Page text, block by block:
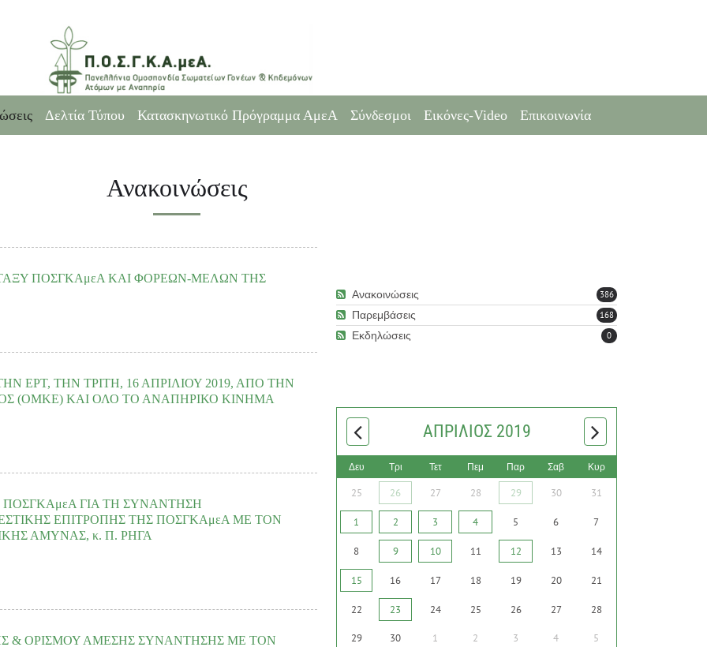
Δελτία Τύπου Κατασκηνωτικό Πρόγραμμα ΑμεΑ Σύνδεσμοι Εικόνες-Video Επικοινωνία
Ανακοινώσεις
ΠΟΣΓΚΑμεΑ ΚΑΙ ΦΟΡΕΩΝ-ΜΕΛΩΝ ΤΗΣ
Επιτροπής της ΠΟΣΓΚΑμεΑ στις 16/04/2019, αποφασίστηκε η
ΕΡΤ, ΤΗΝ ΤΡΙΤΗ, 16 ΑΠΡΙΛΙΟΥ 2019, ΑΠΟ ΤΗΝ
(ΟΜΚΕ) ΚΑΙ ΟΛΟ ΤΟ ΑΝΑΠΗΡΙΚΟ ΚΙΝΗΜΑ
ατόμων με βαριές αναπηρίες, αλλά και κάθε πολίτη να συμμετέχουν
ΓΙΑ ΤΗ ΣΥΝΑΝΤΗΣΗ
ΕΠΙΤΡΟΠΗΣ ΤΗΣ ΠΟΣΓΚΑμεΑ ΜΕ ΤΟΝ
ΑΜΥΝΑΣ, κ. Π. ΡΗΓΑ
σημαντικών ζητημάτων για τα άτομα με βαριές αναπηρίες και τις
& ΟΡΙΣΜΟΥ ΑΜΕΣΗΣ ΣΥΝΑΝΤΗΣΗΣ ΜΕ ΤΟΝ
386
Ανακοινώσεις
168
Παρεμβάσεις
0
Εκδηλώσεις
ΑΠΡΊΛΙΟΣ 2019
Δευ Τρι Τετ Πεμ Παρ Σαβ Κυρ
25 26 27 28 29 30 31
1 2 3 4 5 6 7
8 9 10 11 12 13 14
15 16 17 18 19 20 21
22 23 24 25 26 27 28
29 30 1 2 3 4 5